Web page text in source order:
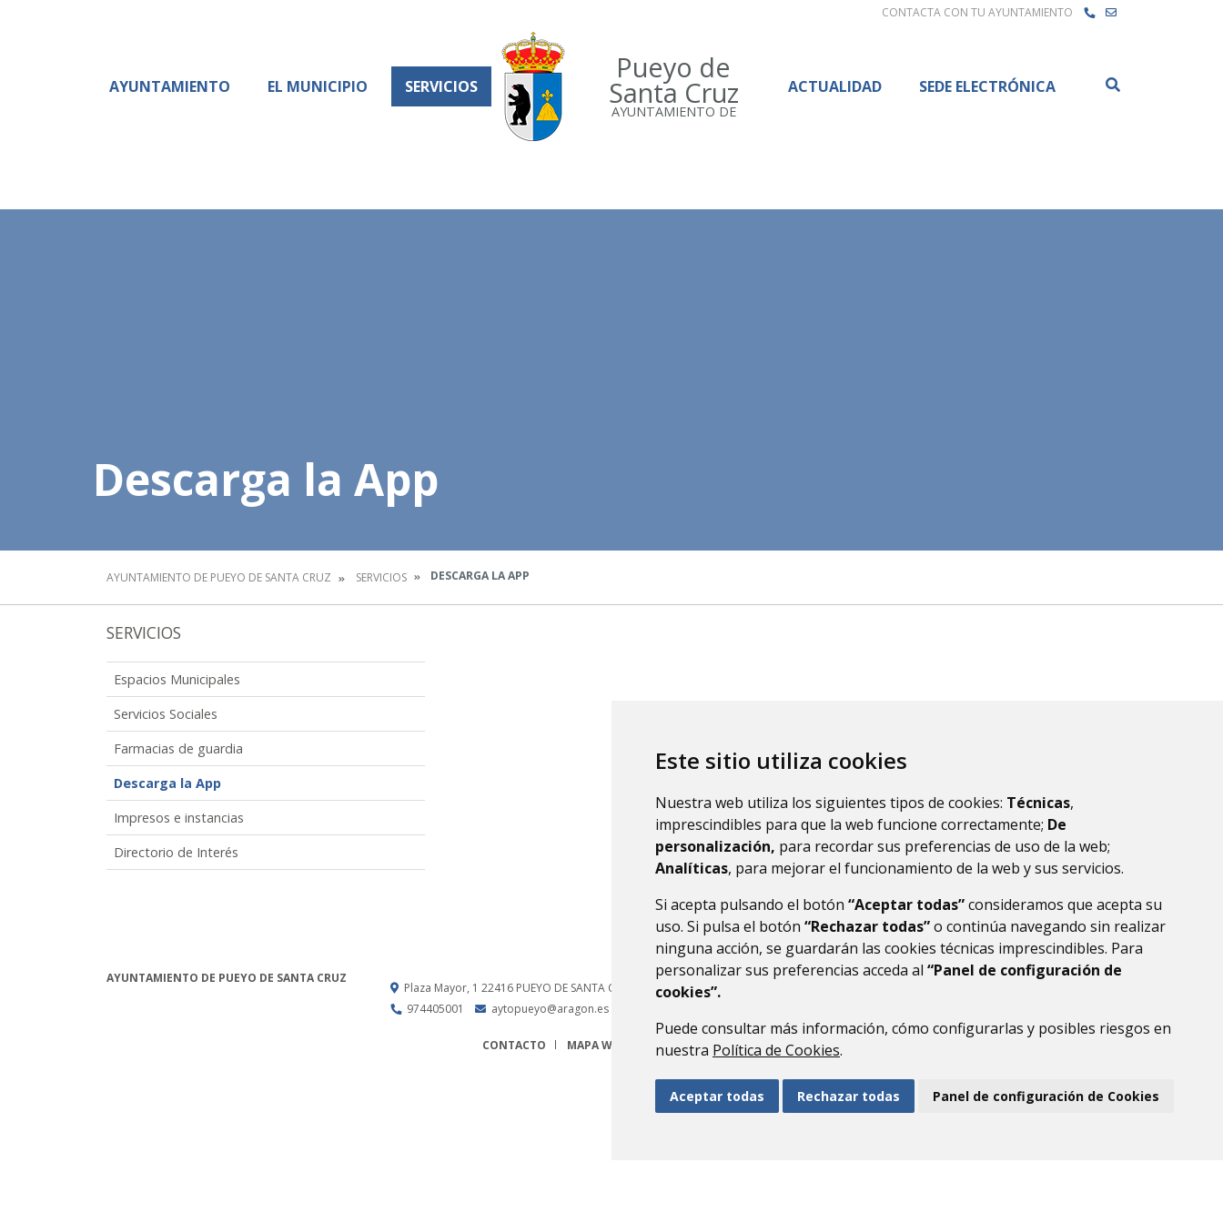
Este sitio utiliza cookies
Nuestra web utiliza los siguientes tipos de cookies: Técnicas,
imprescindibles para que la web funcione correctamente; De
personalización, para recordar sus preferencias de uso de la web;
Analíticas, para mejorar el funcionamiento de la web y sus servicios.
Si acepta pulsando el botón “Aceptar todas”consideramos que acepta su
uso. Si pulsa el botón “Rechazar todas”o continúa navegando sin realizar
ninguna acción, se guardarán las cookies técnicas imprescindibles. Para
personalizar sus preferencias acceda al “Panel de configuración de
cookies”.
Puede consultar más información, cómo configurarlas y posibles riesgos en
nuestra Política de Cookies.
Aceptar todas Rechazar todas Panel de configuración de Cookies
CONTACTA CON TU AYUNTAMIENTO
Pueyo de
Santa Cruz
AYUNTAMIENTO DE
AYUNTAMIENTO EL MUNICIPIO SERVICIOS ACTUALIDAD SEDE ELECTRÓNICA
Descarga la App
AYUNTAMIENTO DE PUEYO DE SANTA CRUZ SERVICIOS DESCARGA LA APP
SERVICIOS
Espacios Municipales
Servicios Sociales
Farmacias de guardia
Descarga la App
Impresos e instancias
Directorio de Interés
AYUNTAMIENTO DE PUEYO DE SANTA CRUZ
Plaza Mayor, 1 22416 PUEYO DE SANTA CRUZ - ARAGÓN (ESPAÑA)
974405001
aytopueyo@aragon.es
CONTACTO MAPA WEB AVISO LEGAL PROTECCIÓN DE DATOS